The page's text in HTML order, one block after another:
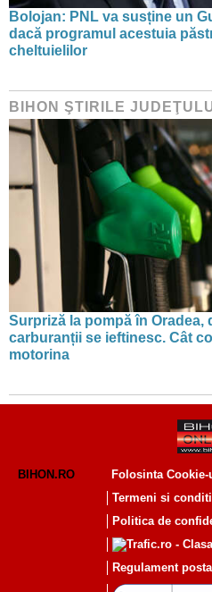
Bolojan: PNL va susține un
dacă programul acestuia
cheltuielilor
BIHON ŞTIRILE
Surpriză la pompă în Oradea,
carburanții se ieftinesc. Cât
motorina
BIHON.RO
Folosinta
Termeni si
Politica de
Regulament